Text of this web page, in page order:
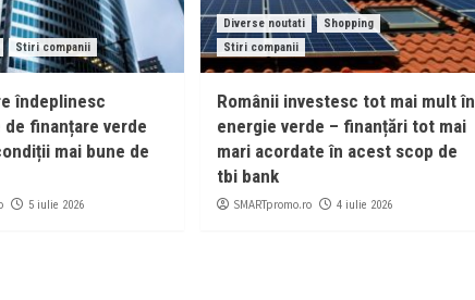
Stiri companii
îndeplinesc
finanțare verde
mai bune de
5 iulie 2026
Diverse noutati
Shopping
Stiri companii
Românii investesc tot mai mult în
energie verde – finanțări tot mai
mari acordate în acest scop de
tbi bank
SMARTpromo.ro 4 iulie 2026